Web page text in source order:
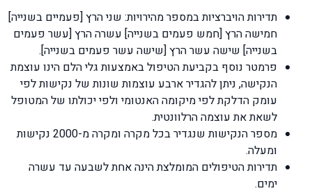
תדירות הויברציות במספר מהירויות: שני הרץ [פעמיים בשנייה]
חמישה הרץ [חמש פעמים בשנייה] עשרה הרץ [עשר פעמים
בשנייה] שישה עשר הרץ [שישה עשר פעמים בשנייה].
פרמטר נוסף בקביעת הטיפול באמצעות גלי הלם הינו עוצמת
הנקישה, ניתן להגדיר ארבע עוצמות שונות של נקישות לפי
עומק הדלקת לפי מיקומה האנטומי ולפי יכולתו של המטופל
לשאת את עוצמה הרלוונטית.
מספר הנקישות שנגדיר בכל מקרה ומקרה מ-2000 נקישות
ומעלה.
תדירות הטיפולים המומלצת הינה אחת לשבעה עד עשרה
ימים.